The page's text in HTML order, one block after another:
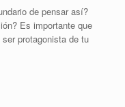
de pensar así?
Es importante que
protagonista de tu